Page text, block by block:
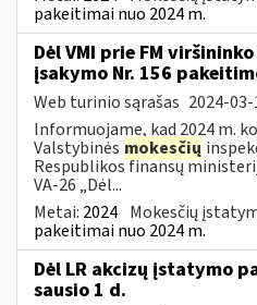
pakeitimai nuo 2024 m.
Dėl VMI prie FM
įsakymo Nr. 156
Web turinio sąrašas 2024-
Informuojame, kad 2024 m.
Valstybinės mokesčių
Respublikos finansų
VA-26 „Dėl...
Metai: 2024 Mokesčių
pakeitimai nuo 2024 m.
Dėl LR akcizų įstatymo
sausio 1 d.